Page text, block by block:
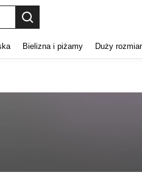
Bielizna i piżamy Duży rozmiar